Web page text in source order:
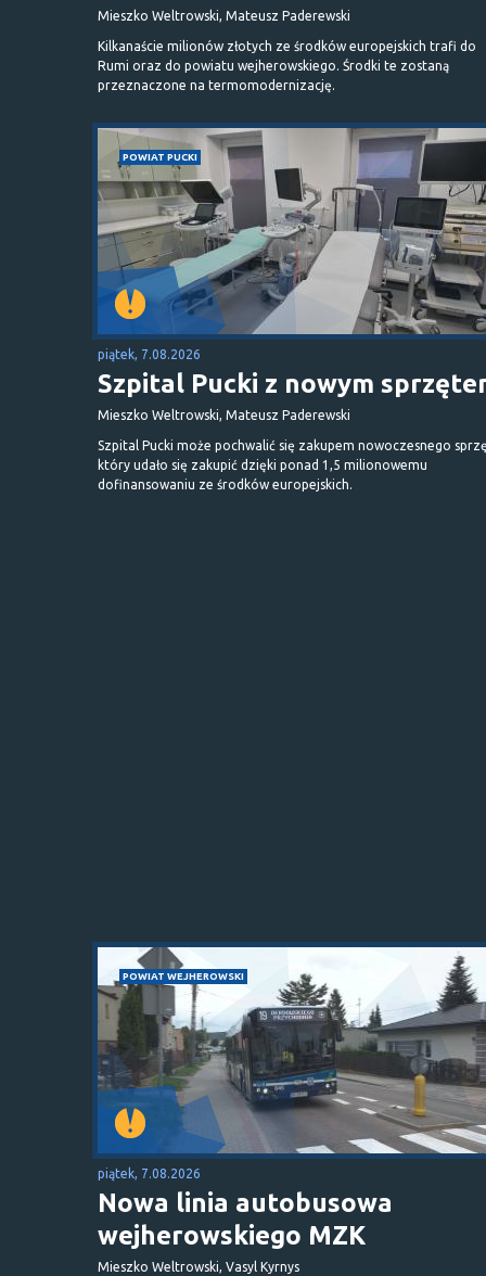
Mieszko Weltrowski, Mateusz Paderewski
Kilkanaście milionów złotych ze środków europejskich trafi do
Rumi oraz do powiatu wejherowskiego. Środki te zostaną
przeznaczone na termomodernizację.
POWIAT PUCKI
piątek, 7.08.2026
Szpital Pucki z nowym
Mieszko Weltrowski, Mateusz Paderewski
Szpital Pucki może pochwalić się zakupem nowoczesnego
który udało się zakupić dzięki ponad 1,5 milionowemu
dofinansowaniu ze środków europejskich.
POWIAT WEJHEROWSKI
piątek, 7.08.2026
Nowa linia autobusowa
wejherowskiego MZK
Mieszko Weltrowski, Vasyl Kyrnys